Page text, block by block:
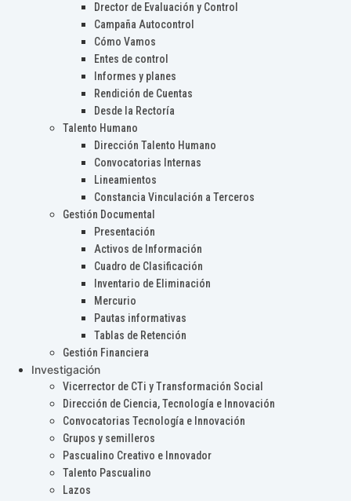
Drector de Evaluación y Control
Campaña Autocontrol
Cómo Vamos
Entes de control
Informes y planes
Rendición de Cuentas
Desde la Rectoría
Talento Humano
Dirección Talento Humano
Convocatorias Internas
Lineamientos
Constancia Vinculación a Terceros
Gestión Documental
Presentación
Activos de Información
Cuadro de Clasificación
Inventario de Eliminación
Mercurio
Pautas informativas
Tablas de Retención
Gestión Financiera
Investigación
Vicerrector de CTi y Transformación Social
Dirección de Ciencia, Tecnología e Innovación
Convocatorias Tecnología e Innovación
Grupos y semilleros
Pascualino Creativo e Innovador
Talento Pascualino
Lazos